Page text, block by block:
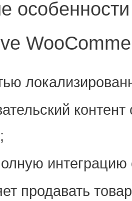
продавать